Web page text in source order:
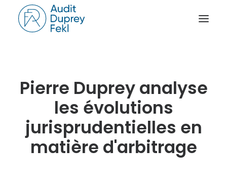
LE CABINET
NOS SAVOIR-FAIRE
L’ÉQUIPE
NOS RÉFÉRENCES
NOTRE ACTUALITÉ
Pierre Duprey analyse
les évolutions
jurisprudentielles en
matière d'arbitrage